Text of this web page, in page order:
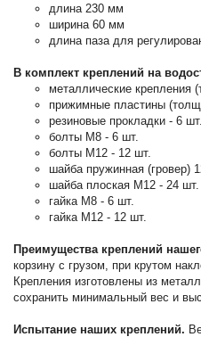
длина 230 мм
ширина 60 мм
длина паза для
В комплект креплений на
металлические
прижимные пластины
резиновые прокладки - 6 шт.
болты М8 - 6 шт.
болты М12 - 12 шт.
шайба пружинная (гровер)
шайба плоская М12 - 24 шт.
гайка М8 - 6 шт.
гайка М12 - 12 шт.
Преимущества креплений
корзину с грузом, при крутом
Крепления изготовлены из
сохранить минимальный вес и
Испытание наших креплений.